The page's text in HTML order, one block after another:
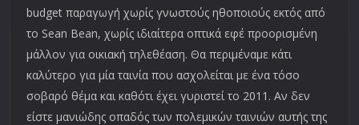
budget παραγωγή χωρίς γνωστούς ηθοποιούς εκτός από
το Sean Bean, χωρίς ιδιαίτερα οπτικά εφέ προορισμένη
μάλλον για οικιακή τηλεθέαση. Θα περιμέναμε κάτι
καλύτερο για μία ταινία που ασχολείται με ένα τόσο
σοβαρό θέμα και καθότι έχει γυριστεί το 2011. Αν δεν
είστε μανιώδης οπαδός των πολεμικών ταινιών αυτής της